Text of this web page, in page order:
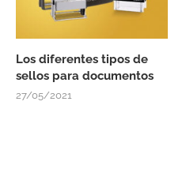
Los diferentes tipos de
sellos para documentos
27/05/2021